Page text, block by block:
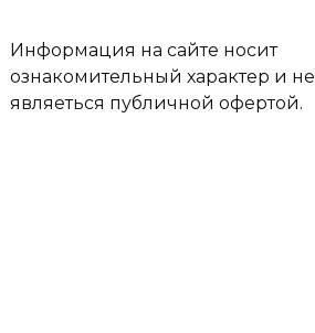
Информация на сайте носит
ознакомительный характер и не
являеться публичной офертой.